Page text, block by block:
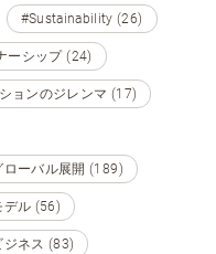
#Sustainability (26)
ーシップ (24)
ョンのジレンマ (17)
ローバル展開 (189)
デル (56)
ジネス (83)